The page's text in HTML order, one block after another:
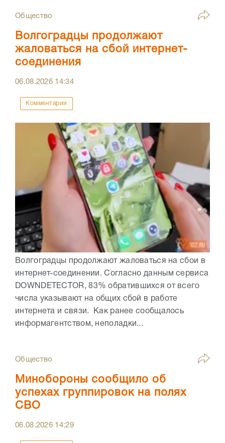
Общество
Волгоградцы продолжают
жаловаться на сбой интернет-
соединения
06.08.2026 14:34
Комментарии
Волгоградцы продолжают жаловаться на сбои в
интернет-соединении. Согласно данным сервиса
DOWNDETECTOR, 83% обратившихся от всего
числа указывают на общих сбой в работе
интернета и связи. Как ранее сообщалось
информагентством, неполадки...
Общество
Минобороны сообщило об
успехах группировок на полях
СВО
06.08.2026 14:29